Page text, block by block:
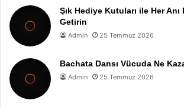
Şık Hediye Kutuları ile Her
Getirin
Admin 25 Temmuz 2026
Bachata Dansı Vücuda Ne
Admin 25 Temmuz 2026